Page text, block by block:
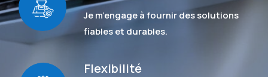
Je m’engage à fournir des solutions
fiables et durables.
Flexibilité